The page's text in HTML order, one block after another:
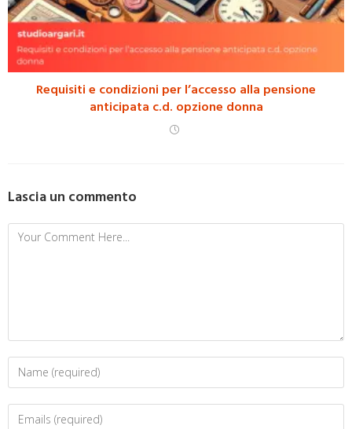
Requisiti e condizioni per l’accesso alla pensione
anticipata c.d. opzione donna
Lascia un commento